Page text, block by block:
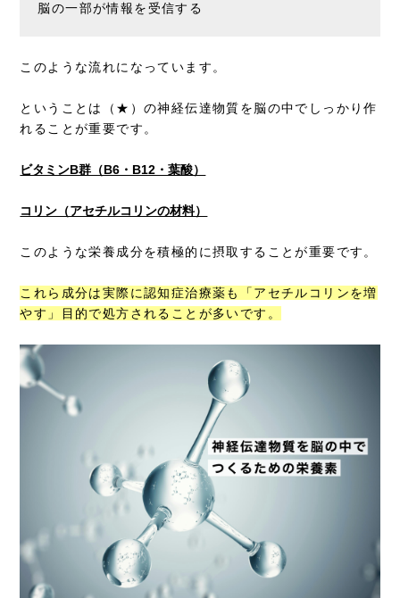
脳の一部が情報を受信する
このような流れになっています。
ということは（★）の神経伝達物質を脳の中でしっかり作
れることが重要です。
ビタミンB群（B6・B12・葉酸）
コリン（アセチルコリンの材料）
このような栄養成分を積極的に摂取することが重要です。
これら成分は実際に認知症治療薬も「アセチルコリンを増
やす」目的で処方されることが多いです。